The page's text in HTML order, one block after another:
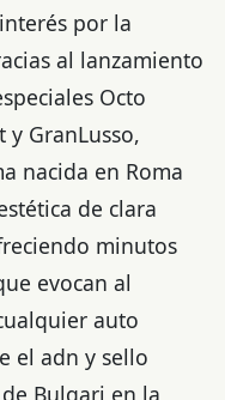
por la
al lanzamiento
Octo
GranLusso,
nacida en Roma
de clara
minutos
evocan al
auto
el adn y sello
Bulgari en la